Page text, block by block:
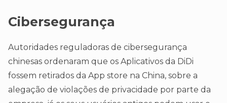
Cibersegurança
Autoridades reguladoras de cibersegurança
chinesas ordenaram que os Aplicativos da DiDi
fossem retirados da App store na China, sobre a
alegação de violações de privacidade por parte da